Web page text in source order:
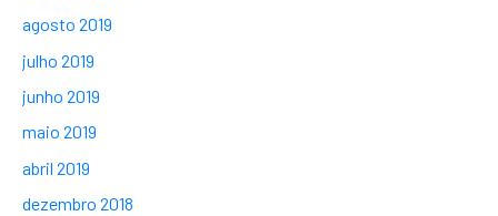
agosto 2019
julho 2019
junho 2019
maio 2019
abril 2019
dezembro 2018